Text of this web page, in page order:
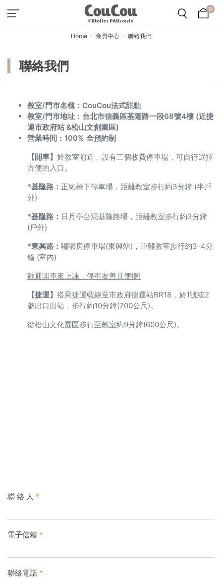
0
Home 會員中心 聯絡我們
聯絡我們
教室/門市名稱：CouCou法式甜點
教室/門市地址：台北市信義區基隆路一段68號4樓 (近捷
運市政府站 &松山文創園區)
營業時間：100% 全預約制
【開車】 於教室附近，設有三個收費停車場，可自行選擇
方便的入口。
*基隆路： 正氣橋下停車場，距離教室步行約3分鐘 (半戶
外)
*基隆路 ： 日月亭台泥基隆路場，距離教室步行約3分鐘
(戶外)
*東興路： 嘟嘟房停車場(東興站)，距離教室步行約3-4分
鐘 (室內)
歡迎開車來上課，停車友善且便捷!
【捷運】 搭乘捷運藍線至市政府捷運站BR18，於1號或2
號出口出站，步行約10分鐘(700公尺)。
從松山文化園區步行至教室約9分鐘(600公尺)。
聯 絡 人 *
電子信箱 *
聯絡電話 *